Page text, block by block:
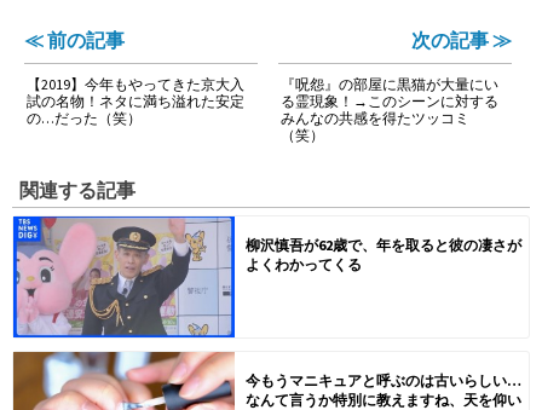
≪ 前の記事
【2019】今年もやってきた京大入
試の名物！ネタに満ち溢れた安定
の…だった（笑）
次の記事 ≫
『呪怨』の部屋に黒猫が大量にい
る霊現象！→このシーンに対する
みんなの共感を得たツッコミ
（笑）
関連する記事
柳沢慎吾が62歳で、年を取ると彼の凄さが
よくわかってくる
今もうマニキュアと呼ぶのは古いらしい…
なんて言うか特別に教えますね、天を仰い